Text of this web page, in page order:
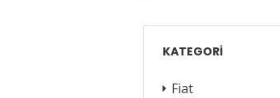
KATEGORI
Fiat